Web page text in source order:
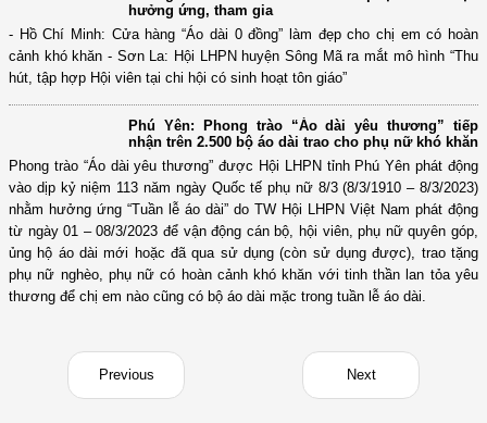
Những mô hình nhân văn thu hút phụ nữ tích cực
hưởng ứng, tham gia
cảnh khó khăn - Sơn La: Hội LHPN huyện Sông Mã ra mắt mô hình “Thu
hút, tập hợp Hội viên tại chi hội có sinh hoạt tôn giáo”
Phú Yên: Phong trào “Áo dài yêu thương” tiếp
nhận trên 2.500 bộ áo dài trao cho phụ nữ khó khăn
Phong trào “Áo dài yêu thương” được Hội LHPN tỉnh Phú Yên phát động
vào dịp kỷ niệm 113 năm ngày Quốc tế phụ nữ 8/3 (8/3/1910 – 8/3/2023)
nhằm hưởng ứng “Tuần lễ áo dài” do TW Hội LHPN Việt Nam phát động
từ ngày 01 – 08/3/2023 để vận động cán bộ, hội viên, phụ nữ quyên góp,
thương để chị em nào cũng có bộ áo dài mặc trong tuần lễ áo dài.